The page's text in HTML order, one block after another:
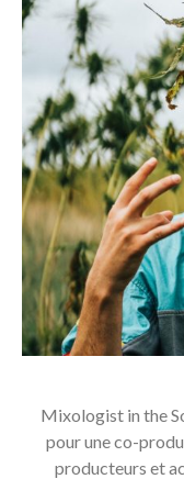
Mixologist in the
pour une co-
producteurs et